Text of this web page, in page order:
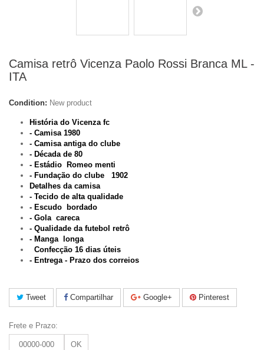
Camisa retrô Vicenza Paolo Rossi Branca ML -
ITA
Condition: New product
História do Vicenza fc
- Camisa 1980
- Camisa antiga do clube
- Década de 80
- Estádio Romeo menti
- Fundação do clube 1902
Detalhes da camisa
- Tecido de alta qualidade
- Escudo bordado
- Gola careca
- Qualidade da futebol retrô
- Manga longa
Confecção 16 dias úteis
- Entrega - Prazo dos correios
Tweet Compartilhar Google+ Pinterest
Frete e Prazo:
OK